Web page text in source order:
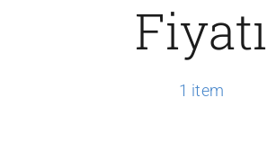
Fiyatı
1 item